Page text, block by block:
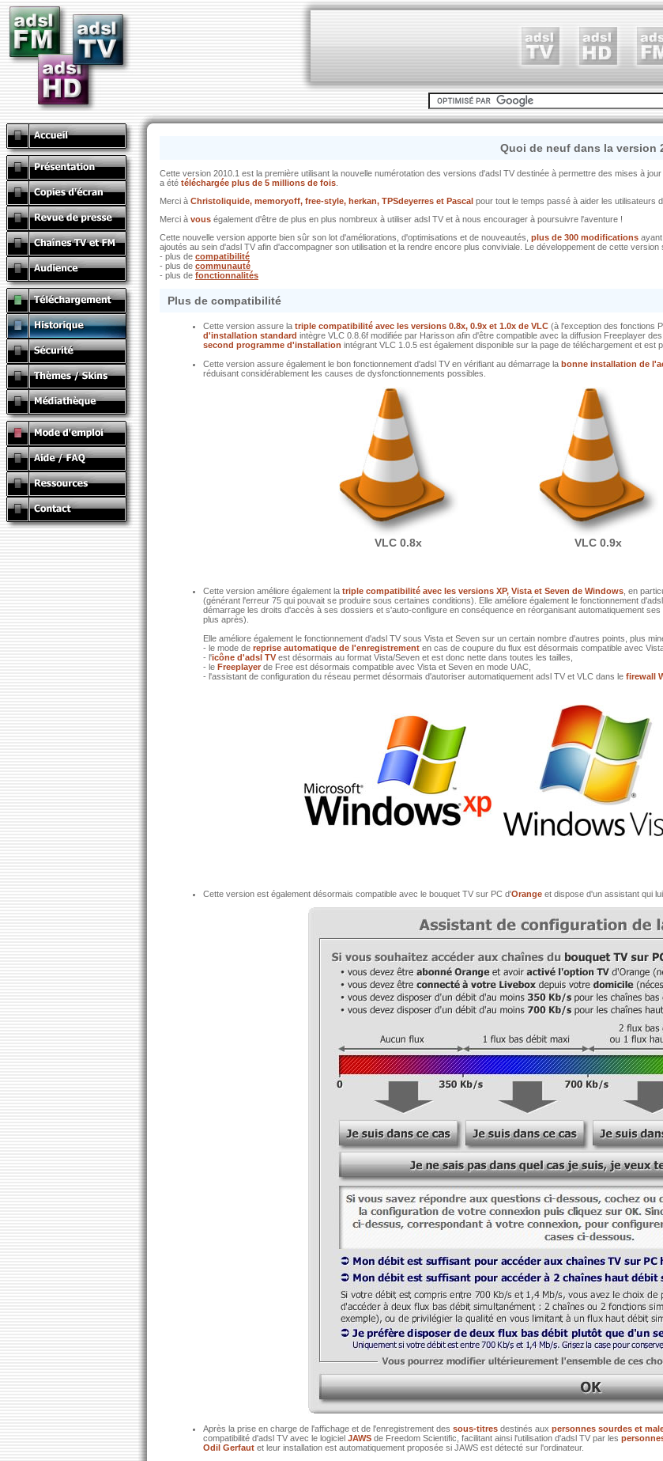
Quoi de neuf dans la version
Cette version 2010.1 est la première utilisant la nouvelle numérotation des versions d'adsl TV destinée à permettre des mises à
a été téléchargée plus de 5 millions de fois
Merci à Christoliquide, memoryoff, free-style, herkan, TPSdeyerres et Pascal pour tout le temps passé à aider les utilisateurs
Merci à vous également d'être de plus en plus nombreux à utiliser adsl TV et à nous encourager à poursuivre l'aventure !
Cette nouvelle version apporte bien sûr son lot d'améliorations, d'optimisations et de nouveautés, plus de 300 modifications
ajoutés au sein d'adsl TV afin d'accompagner son utilisation et la rendre encore plus conviviale. Le développement de cette
- plus de compatibilité
- plus de communauté
- plus de fonctionnalités
Plus de compatibilité
Cette version assure la triple compatibilité avec les versions 0.8x, 0.9x et 1.0x de VLC (à l'exception des fonctions
d'installation standard intègre VLC 0.8.6f modifiée par Harisson afin d'être compatible avec la diffusion Freeplayer
second programme d'installation intégrant VLC 1.0.5 est également disponible sur la page de téléchargement et est
Cette version assure également le bon fonctionnement d'adsl TV en vérifiant au démarrage la bonne installation de
réduisant considérablement les causes de dysfonctionnements possibles.
VLC 0.8x VLC 0.9x
Cette version améliore également la triple compatibilité avec les versions XP, Vista et Seven de Windows , en
(générant l'erreur 75 qui pouvait se produire sous certaines conditions). Elle améliore également le fonctionnement
démarrage les droits d'accès à ses dossiers et s'auto-configure en conséquence en réorganisant automatiquement
plus après).
Elle améliore également le fonctionnement d'adsl TV sous Vista et Seven sur un certain nombre d'autres points, plus
- le mode de reprise automatique de l'enregistrement en cas de coupure du flux est désormais compatible avec
- l'icône d'adsl TV est désormais au format Vista/Seven et est donc nette dans toutes les tailles,
- le Freeplayer de Free est désormais compatible avec Vista et Seven en mode UAC,
- l'assistant de configuration du réseau permet désormais d'autoriser automatiquement adsl TV et VLC dans le firewall
Cette version est également désormais compatible avec le bouquet TV sur PC d'Orange et dispose d'un assistant qui
Après la prise en charge de l'affichage et de l'enregistrement des sous-titres destinés aux personnes sourdes et
compatibilité d'adsl TV avec le logiciel JAWS de Freedom Scientific, facilitant ainsi l'utilisation d'adsl TV par les
Odil Gerfaut et leur installation est automatiquement proposée si JAWS est détecté sur l'ordinateur.